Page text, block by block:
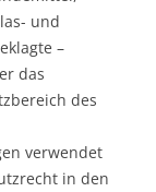
und
–
das
des
verwendet
in den